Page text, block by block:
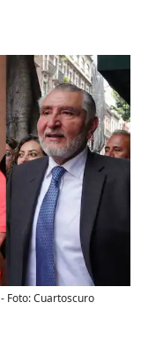
- Foto:Cuartoscuro